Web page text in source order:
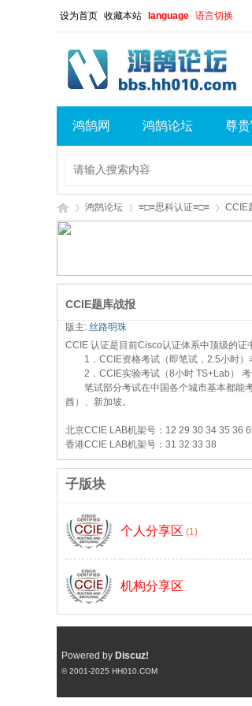
设为首页 收藏本站 language 语言切换
鸿鹄网 鸿鹄论坛 尊
鸿
鹄
»
鸿鹄论坛
›
≡□≡思科认证≡□≡
›
CCIE
CCIE题库战报
版主: 丝路明珠
CCIE 认证是目前Cisco认证体系中顶级的证
1．CCIE资格考试（即笔试，2.5小时）
2．CCIE实验考试（8小时 TS+Lab） 考
笔试部分考试在中国各个城市基本都能考
酋）、新加坡。
北京CCIE LAB机架号：12 29 30 34 35 36
香港CCIE LAB机架号：31 32 33 38
子版块
个人分享区 (1)
机构分享区
Powered by Discuz!
© 2001-2025 HH010.COM